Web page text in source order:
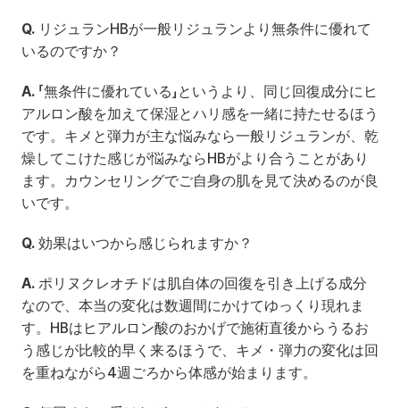
Q. リジュランHBが一般リジュランより無条件に優れて
いるのですか？
A. 「無条件に優れている」というより、同じ回復成分にヒ
アルロン酸を加えて保湿とハリ感を一緒に持たせるほう
です。キメと弾力が主な悩みなら一般リジュランが、乾
燥してこけた感じが悩みならHBがより合うことがあり
ます。カウンセリングでご自身の肌を見て決めるのが良
いです。
Q. 効果はいつから感じられますか？
A. ポリヌクレオチドは肌自体の回復を引き上げる成分
なので、本当の変化は数週間にかけてゆっくり現れま
す。HBはヒアルロン酸のおかげで施術直後からうるお
う感じが比較的早く来るほうで、キメ・弾力の変化は回
を重ねながら4週ごろから体感が始まります。